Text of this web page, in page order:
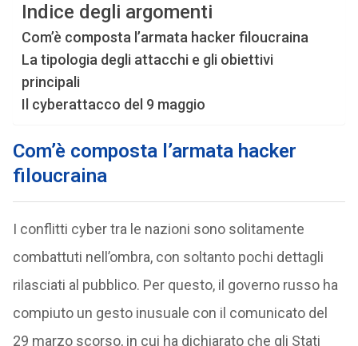
Indice degli argomenti
Com’è composta l’armata hacker filoucraina
La tipologia degli attacchi e gli obiettivi
principali
Il cyberattacco del 9 maggio
Com’è composta l’armata hacker
filoucraina
I conflitti cyber tra le nazioni sono solitamente
combattuti nell’ombra, con soltanto pochi dettagli
rilasciati al pubblico. Per questo, il governo russo ha
compiuto un gesto inusuale con il comunicato del
29 marzo scorso, in cui ha dichiarato che gli Stati